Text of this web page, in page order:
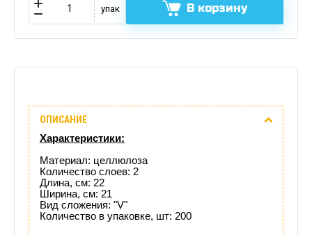
упак В корзину
Отзывы
(0)
Доставка
этого
ОПИСАНИЕ
Характеристики:
Материал: целлюлоза
Количество слоев: 2
Длина, см: 22
Ширина, см: 21
Вид сложения: "V"
Количество в упаковке, шт: 200